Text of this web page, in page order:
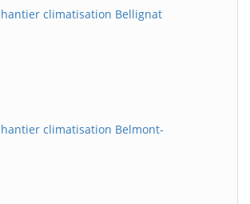
climatisation Bellignat
climatisation Belmont-